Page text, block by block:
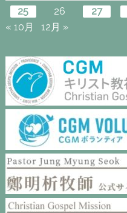
25
26 27
« 10月
12月 »